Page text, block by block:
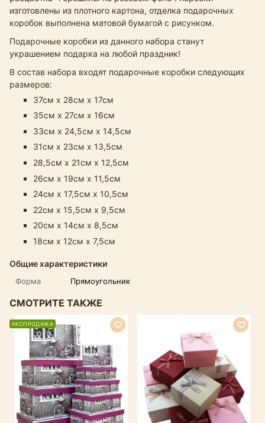
изготовлены из плотного картона, отделка подарочных
коробок выполнена матовой бумагой с рисунком.
Подарочные коробки из данного набора станут
украшением подарка на любой праздник!
В состав набора входят подарочные коробки следующих
размеров:
37см х 28см х 17см
35см х 27см х 16см
33см х 24,5см х 14,5см​
31см х 23см х 13,5см
28,5см х 21см х 12,5см
26см х 19см х 11,5см
24см х 17,5см х 10,5см
22см х 15,5см х 9,5см
20см х 14см х 8,5см
18см х 12см х 7,5см
Общие характеристики
Форма Прямоугольник
СМОТРИТЕ ТАКЖЕ
РАСПРОДАЖА